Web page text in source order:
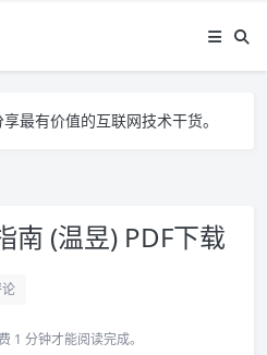
最有价值的互联网技术干货。
南 (温昱) PDF下载
1 分钟才能阅读完成。